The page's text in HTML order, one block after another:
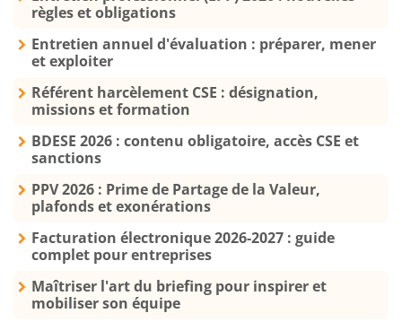
règles et obligations
Entretien annuel d'évaluation : préparer, mener
et exploiter
Référent harcèlement CSE : désignation,
missions et formation
BDESE 2026 : contenu obligatoire, accès CSE et
sanctions
PPV 2026 : Prime de Partage de la Valeur,
plafonds et exonérations
Facturation électronique 2026-2027 : guide
complet pour entreprises
Maîtriser l'art du briefing pour inspirer et
mobiliser son équipe